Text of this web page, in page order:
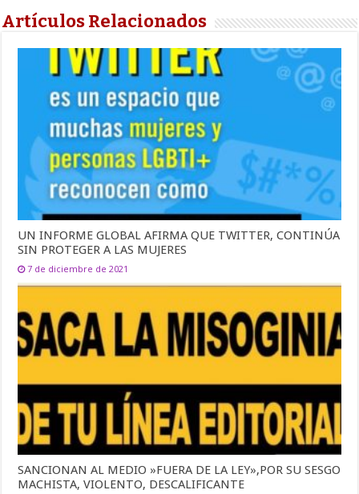
Artículos Relacionados
UN INFORME GLOBAL AFIRMA QUE TWITTER, CONTINÚA
SIN PROTEGER A LAS MUJERES
7 de diciembre de 2021
SANCIONAN AL MEDIO »FUERA DE LA LEY»,POR SU SESGO
MACHISTA, VIOLENTO, DESCALIFICANTE